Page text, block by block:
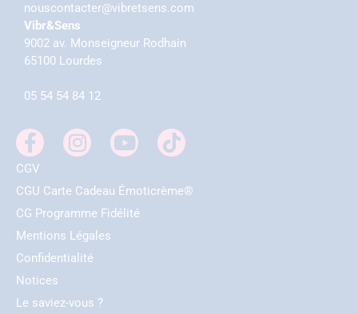
nouscontacter@vibretsens.com
Vibr&Sens
9002 av. Monseigneur Rodhain
65100 Lourdes
05 54 54 84 12
CGV
CGU Carte Cadeau Émoticrème®
CG Programme Fidélité
Mentions Légales
Confidentialité
Notices
Le saviez-vous ?